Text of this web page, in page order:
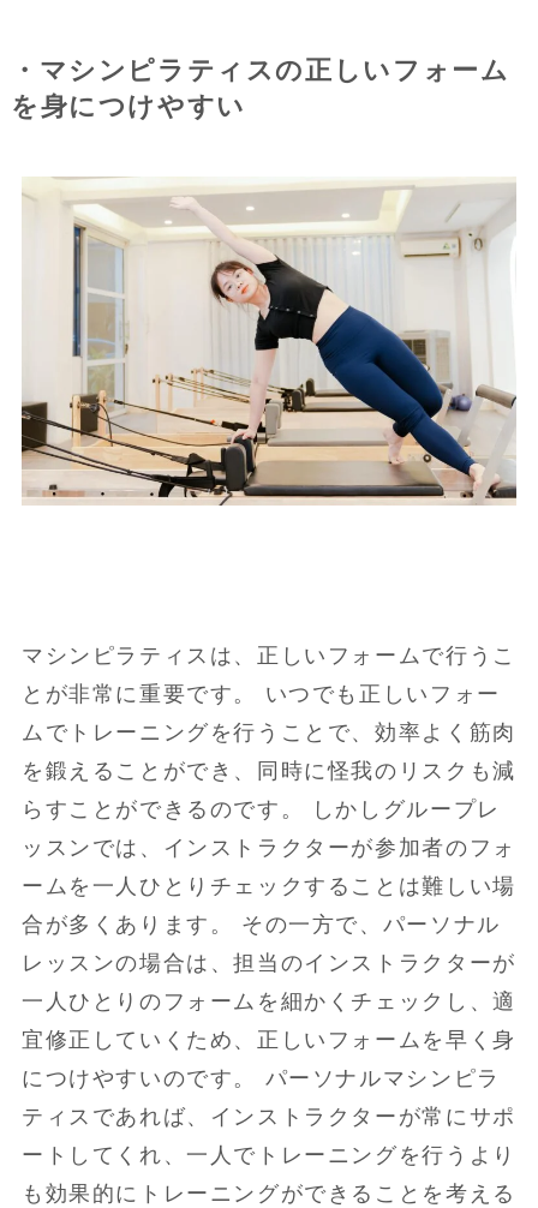
・マシンピラティスの正しいフォーム
を身につけやすい
マシンピラティスは、正しいフォームで行うこ
とが非常に重要です。 いつでも正しいフォー
ムでトレーニングを行うことで、効率よく筋肉
を鍛えることができ、同時に怪我のリスクも減
らすことができるのです。 しかしグループレ
ッスンでは、インストラクターが参加者のフォ
ームを一人ひとりチェックすることは難しい場
合が多くあります。 その一方で、パーソナル
レッスンの場合は、担当のインストラクターが
一人ひとりのフォームを細かくチェックし、適
宜修正していくため、正しいフォームを早く身
につけやすいのです。 パーソナルマシンピラ
ティスであれば、インストラクターが常にサポ
ートしてくれ、一人でトレーニングを行うより
も効果的にトレーニングができることを考える